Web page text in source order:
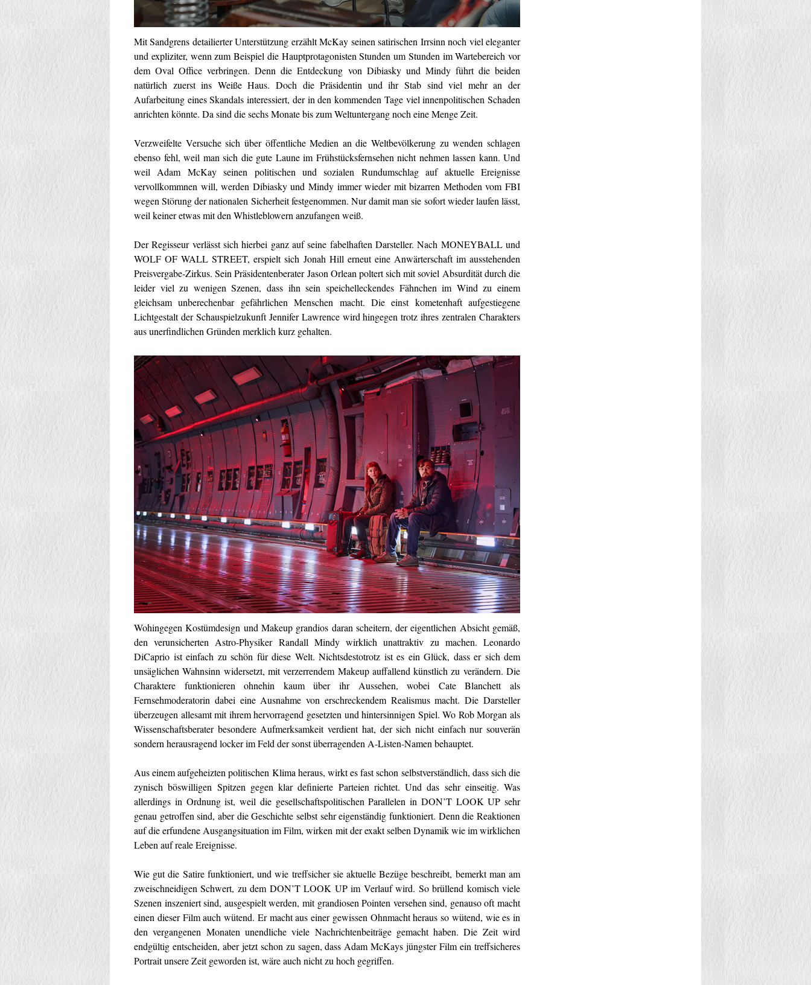
Mit Sandgrens detailierter Unterstützung erzählt McKay seinen satirischen Irrsinn noch viel eleganter
und expliziter, wenn zum Beispiel die Hauptprotagonisten Stunden um Stunden im Wartebereich vor
dem Oval Office verbringen. Denn die Entdeckung von Dibiasky und Mindy führt die beiden
natürlich zuerst ins Weiße Haus. Doch die Präsidentin und ihr Stab sind viel mehr an der
Aufarbeitung eines Skandals interessiert, der in den kommenden Tage viel innenpolitischen Schaden
anrichten könnte. Da sind die sechs Monate bis zum Weltuntergang noch eine Menge Zeit.
Verzweifelte Versuche sich über öffentliche Medien an die Weltbevölkerung zu wenden schlagen
ebenso fehl, weil man sich die gute Laune im Frühstücksfernsehen nicht nehmen lassen kann. Und
weil Adam McKay seinen politischen und sozialen Rundumschlag auf aktuelle Ereignisse
vervollkommnen will, werden Dibiasky und Mindy immer wieder mit bizarren Methoden vom FBI
wegen Störung der nationalen Sicherheit festgenommen. Nur damit man sie sofort wieder laufen lässt,
weil keiner etwas mit den Whistleblowern anzufangen weiß.
Der Regisseur verlässt sich hierbei ganz auf seine fabelhaften Darsteller. Nach MONEYBALL und
WOLF OF WALL STREET, erspielt sich Jonah Hill erneut eine Anwärterschaft im ausstehenden
Preisvergabe-Zirkus. Sein Präsidentenberater Jason Orlean poltert sich mit soviel Absurdität durch die
leider viel zu wenigen Szenen, dass ihn sein speichelleckendes Fähnchen im Wind zu einem
gleichsam unberechenbar gefährlichen Menschen macht. Die einst kometenhaft aufgestiegene
Lichtgestalt der Schauspielzukunft Jennifer Lawrence wird hingegen trotz ihres zentralen Charakters
aus unerfindlichen Gründen merklich kurz gehalten.
Wohingegen Kostümdesign und Makeup grandios daran scheitern, der eigentlichen Absicht gemäß,
den verunsicherten Astro-Physiker Randall Mindy wirklich unattraktiv zu machen. Leonardo
DiCaprio ist einfach zu schön für diese Welt. Nichtsdestotrotz ist es ein Glück, dass er sich dem
unsäglichen Wahnsinn widersetzt, mit verzerrendem Makeup auffallend künstlich zu verändern. Die
Charaktere funktionieren ohnehin kaum über ihr Aussehen, wobei Cate Blanchett als
Fernsehmoderatorin dabei eine Ausnahme von erschreckendem Realismus macht. Die Darsteller
überzeugen allesamt mit ihrem hervorragend gesetzten und hintersinnigen Spiel. Wo Rob Morgan als
Wissenschaftsberater besondere Aufmerksamkeit verdient hat, der sich nicht einfach nur souverän
sondern herausragend locker im Feld der sonst überragenden A-Listen-Namen behauptet.
Aus einem aufgeheizten politischen Klima heraus, wirkt es fast schon selbstverständlich, dass sich die
zynisch böswilligen Spitzen gegen klar definierte Parteien richtet. Und das sehr einseitig. Was
allerdings in Ordnung ist, weil die gesellschaftspolitischen Parallelen in DON’T LOOK UP sehr
genau getroffen sind, aber die Geschichte selbst sehr eigenständig funktioniert. Denn die Reaktionen
auf die erfundene Ausgangsituation im Film, wirken mit der exakt selben Dynamik wie im wirklichen
Leben auf reale Ereignisse.
Wie gut die Satire funktioniert, und wie treffsicher sie aktuelle Bezüge beschreibt, bemerkt man am
zweischneidigen Schwert, zu dem DON’T LOOK UP im Verlauf wird. So brüllend komisch viele
Szenen inszeniert sind, ausgespielt werden, mit grandiosen Pointen versehen sind, genauso oft macht
einen dieser Film auch wütend. Er macht aus einer gewissen Ohnmacht heraus so wütend, wie es in
den vergangenen Monaten unendliche viele Nachrichtenbeiträge gemacht haben. Die Zeit wird
endgültig entscheiden, aber jetzt schon zu sagen, dass Adam McKays jüngster Film ein treffsicheres
Portrait unsere Zeit geworden ist, wäre auch nicht zu hoch gegriffen.